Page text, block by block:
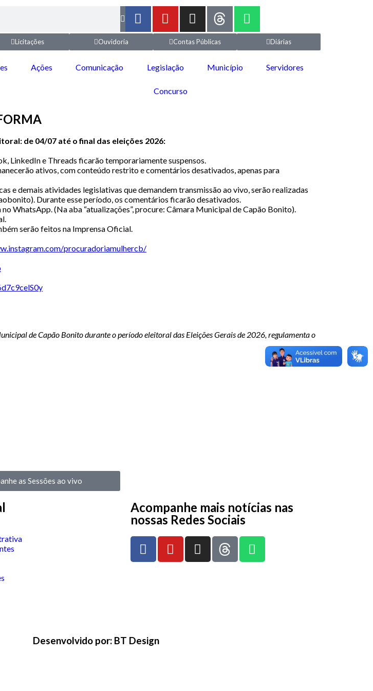
Licitações Ouvidoria Contas Públicas Diárias
Ações Comunicação Legislação Município Servidores
Concurso
de 04/07 até o final das eleições 2026:
LinkedIn e Threads ficarão temporariamente suspensos.
ativos, com conteúdo restrito e comentários desativados, apenas para
e demais atividades legislativas que demandem transmissão ao vivo, serão realizadas
Durante esse período, os comentários ficarão desativados.
WhatsApp. (Na aba “atualizações”, procure: Câmara Municipal de Capão Bonito).
serão feitos na Imprensa Oficial.
procuradoriamulhercb/
de Capão Bonito durante o período eleitoral das Eleições Gerais de 2026, regulamenta o
as Sessões ao vivo
Acompanhe mais notícias nas
nossas Redes Sociais
Desenvolvido por: BT Design